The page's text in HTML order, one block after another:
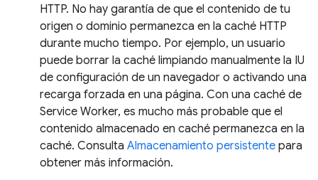
HTTP. No hay garantía de que el contenido de tu
origen o dominio permanezca en la caché HTTP
durante mucho tiempo. Por ejemplo, un usuario
puede borrar la caché limpiando manualmente la IU
de configuración de un navegador o activando una
recarga forzada en una página. Con una caché de
Service Worker, es mucho más probable que el
contenido almacenado en caché permanezca en la
caché. Consulta Almacenamiento persistente para
obtener más información.